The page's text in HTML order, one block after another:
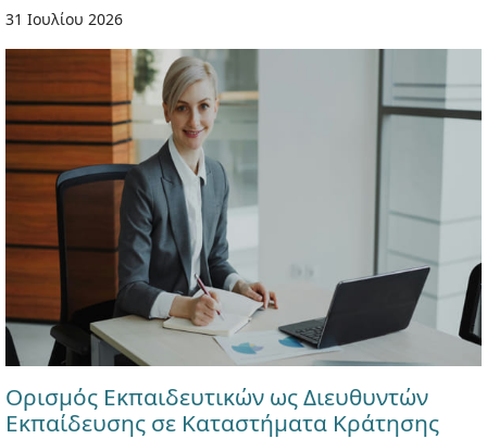
31 Ιουλίου 2026
Ορισμός Εκπαιδευτικών ως Διευθυντών
Εκπαίδευσης σε Καταστήματα Κράτησης